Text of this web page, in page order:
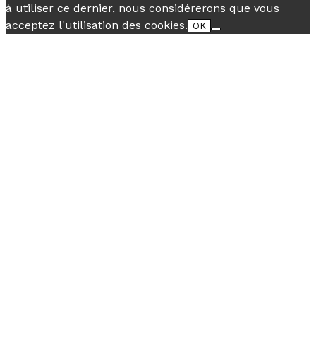
à utiliser ce dernier, nous considérerons que vous
acceptez l'utilisation des cookies. OK